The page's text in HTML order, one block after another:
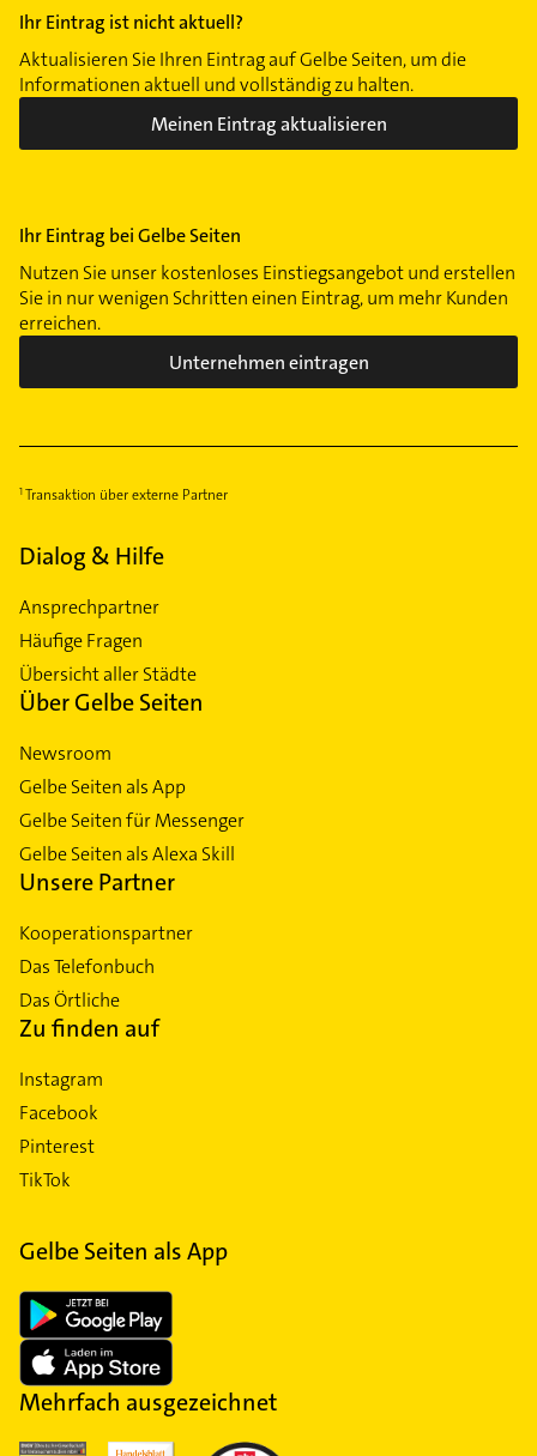
Ihr Eintrag ist nicht aktuell?
Aktualisieren Sie Ihren Eintrag auf Gelbe Seiten, um die
Informationen aktuell und vollständig zu halten.
Meinen Eintrag aktualisieren
Ihr Eintrag bei Gelbe Seiten
Nutzen Sie unser kostenloses Einstiegsangebot und erstellen
Sie in nur wenigen Schritten einen Eintrag, um mehr Kunden
erreichen.
Unternehmen eintragen
Transaktion über externe Partner
Dialog & Hilfe
Ansprechpartner
Häufige Fragen
Übersicht aller Städte
Über Gelbe Seiten
Newsroom
Gelbe Seiten als App
Gelbe Seiten für Messenger
Gelbe Seiten als Alexa Skill
Unsere Partner
Kooperationspartner
Das Telefonbuch
Das Örtliche
Zu finden auf
Instagram
Facebook
Pinterest
TikTok
Gelbe Seiten als App
Mehrfach ausgezeichnet